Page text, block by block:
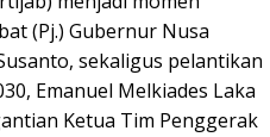
(Pj.) Gubernur Nusa
sekaligus pelantikan
Emanuel Melkiades Laka
Ketua Tim Penggerak